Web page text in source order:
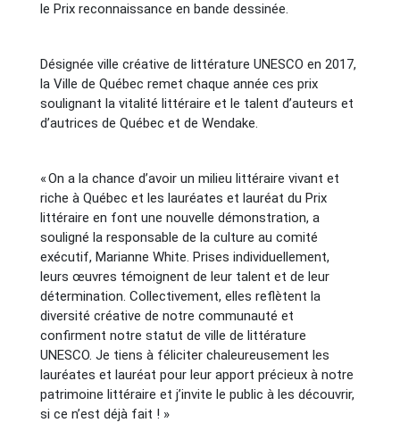
le Prix reconnaissance en bande dessinée.
Désignée ville créative de littérature UNESCO en 2017,
la Ville de Québec remet chaque année ces prix
soulignant la vitalité littéraire et le talent d’auteurs et
d’autrices de Québec et de Wendake.
« On a la chance d’avoir un milieu littéraire vivant et
riche à Québec et les lauréates et lauréat du Prix
littéraire en font une nouvelle démonstration, a
souligné la responsable de la culture au comité
exécutif, Marianne White. Prises individuellement,
leurs œuvres témoignent de leur talent et de leur
détermination. Collectivement, elles reflètent la
diversité créative de notre communauté et
confirment notre statut de ville de littérature
UNESCO. Je tiens à féliciter chaleureusement les
lauréates et lauréat pour leur apport précieux à notre
patrimoine littéraire et j’invite le public à les découvrir,
si ce n’est déjà fait ! »